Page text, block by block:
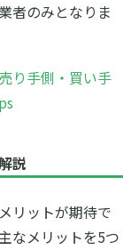
者のみとなりま
り手側・買い手
説
リットが期待で
なメリットを5つ